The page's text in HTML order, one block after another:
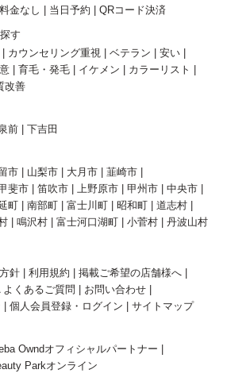
金なし 当日予約 QRコード決済
す
カウンセリング重視 ベテラン
安い
育毛・発毛 イケメン
カラーリスト
改善
前 下吉田
市 山梨市 大月市
韮崎市
斐市 笛吹市 上野原市 甲州市
中央市
町 南部町 富士川町 昭和町
道志村
鳴沢村 富士河口湖町 小菅村 丹波山村
針 利用規約
掲載ご希望の店舗様へ
よくあるご質問
お問い合わせ
個人会員登録・ログイン サイトマップ
Owndオフィシャルパートナー
Parkオンライン